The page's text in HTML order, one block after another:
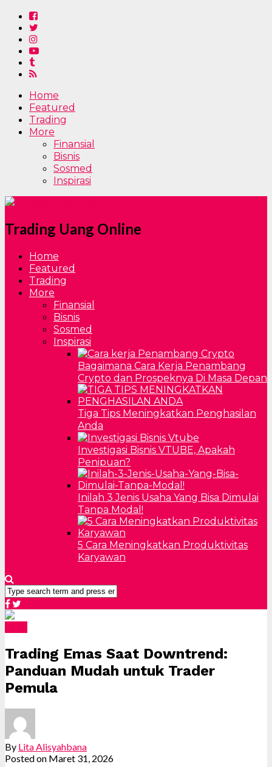
Home
Featured
Trading
More
Finansial
Bisnis
Sosmed
Inspirasi
Trading Uang Online
Home
Featured
Trading
More
Finansial
Bisnis
Sosmed
Inspirasi
Bagaimana Cara Kerja Penambang
Crypto dan Prospeknya Di Masa Depan
Tiga Tips Meningkatkan Penghasilan
Anda
Investigasi Bisnis VTUBE, Apakah
Penipuan?
Inilah 3 Jenis Usaha Yang Bisa Dimulai
Tanpa Modal!
5 Cara Meningkatkan Produktivitas
Karyawan
Trading Emas Saat Downtrend:
Panduan Mudah untuk Trader
Pemula
By Lita Alisyahbana
Posted on Maret 31, 2026